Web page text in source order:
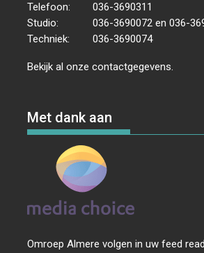
Telefoon:
036-3690311
Studio:
036-3690072 en 036-
Techniek:
036-3690074
Bekijk al onzecontactgegevens
Met dank aan
Omroep Almere volgen in uw feed